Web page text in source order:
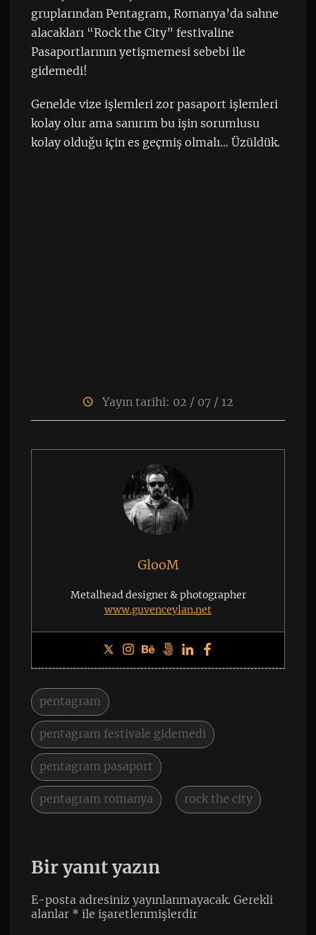
gruplarından Pentagram, Romanya’da sahne
alacakları “Rock the City” festivaline
Pasaportlarının yetişmemesi sebebi ile
gidemedi!
Genelde vize işlemleri zor pasaport işlemleri
kolay olur ama sanırım bu işin sorumlusu
kolay olduğu için es geçmiş olmalı… Üzüldük.
Yayın tarihi: 02 / 07 / 12
GlooM
Metalhead designer & photographer
www.guvenceylan.net
pentagram
pentagram festivale gidemedi
pentagram pasaport
pentagram romanya rock the city
Bir yanıt yazın
E-posta adresiniz yayınlanmayacak. Gerekli
alanlar * ile işaretlenmişlerdir